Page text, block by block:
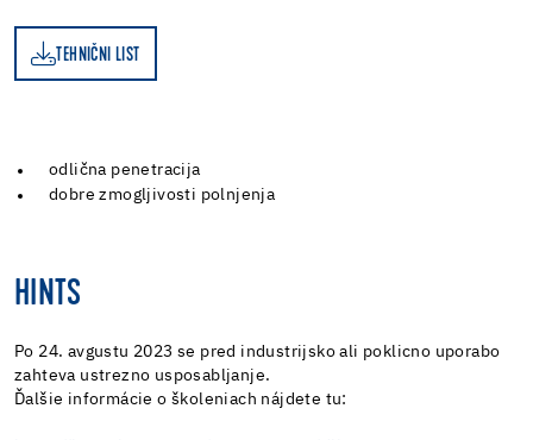
TEHNIČNI LIST
odlična penetracija
dobre zmogljivosti polnjenja
HINTS
Po 24. avgustu 2023 se pred industrijsko ali poklicno uporabo
zahteva ustrezno usposabljanje.
Ďalšie informácie o školeniach nájdete tu: